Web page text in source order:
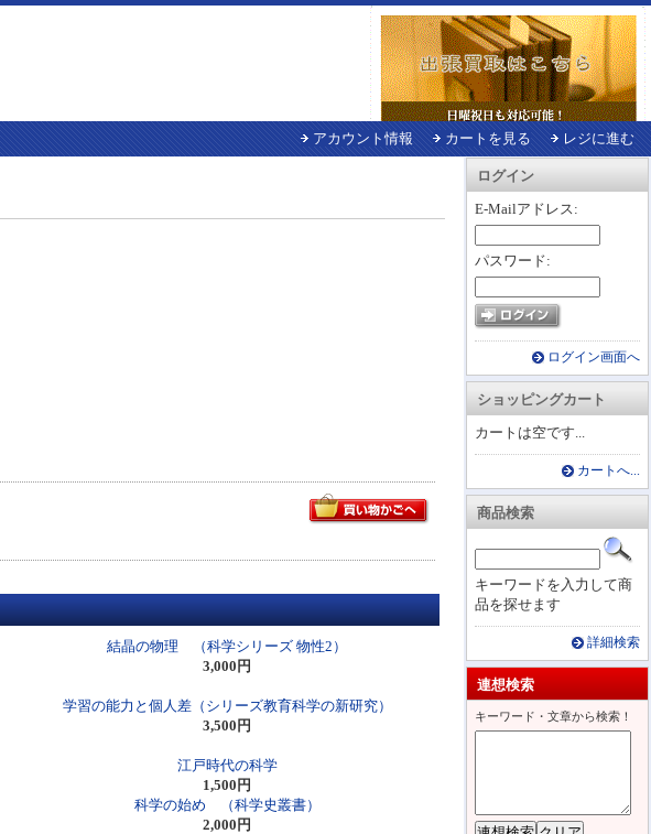
アカウント情報 カートを見る レジに進む
ログイン
E-Mailアドレス:
パスワード:
ログイン画面へ
ショッピングカート
カートは空です...
カートへ...
商品検索
キーワードを入力して商
品を探せます
詳細検索
連想検索
キーワード・文章から検索！
結晶の物理 （科学シリーズ 物性2）
3,000円
学習の能力と個人差（シリーズ教育科学の新研究）
3,500円
江戸時代の科学
1,500円
科学の始め （科学史叢書）
2,000円